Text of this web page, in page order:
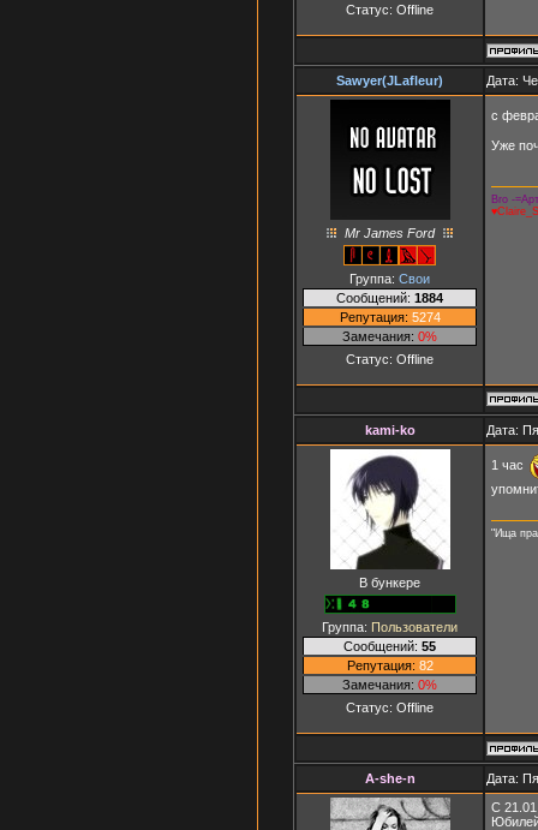
Статус: Offline
Sawyer(JLafleur) Дата:
Mr James Ford
Группа: Свои
Сообщений: 1884
Репутация: 5274
Замечания: 0%
Статус: Offline
с
Уже
Bro -
kami-ko Дата:
В бункере
Группа: Пользователи
Сообщений: 55
Репутация: 82
Замечания: 0%
Статус: Offline
1 час
"Ища
A-she-n Дата:
С